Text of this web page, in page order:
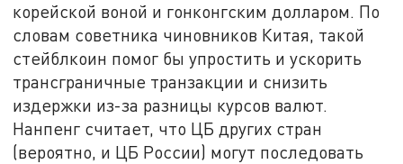
корейской воной и гонконгским долларом. По
словам советника чиновников Китая, такой
стейблкоин помог бы упростить и ускорить
трансграничные транзакции и снизить
издержки из-за разницы курсов валют.
Нанпенг считает, что ЦБ других стран
(вероятно, и ЦБ России) могут последовать